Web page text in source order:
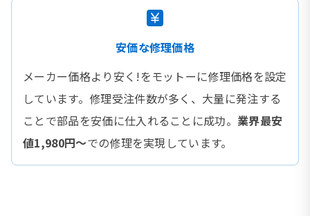
安価な修理価格
メーカー価格より安く!をモットーに修理価格を設定
しています。修理受注件数が多く、大量に発注する
ことで部品を安価に仕入れることに成功。 業界最安
値1,980円〜での修理を実現しています。